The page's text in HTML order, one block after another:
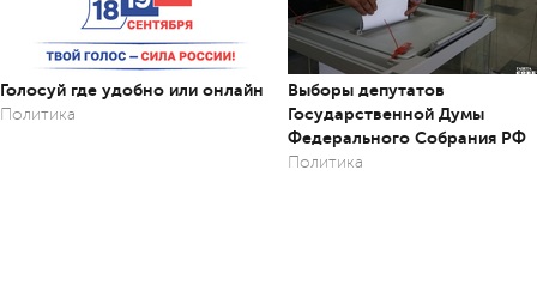
Голосуй где удобно или онлайн
Политика
Выборы депутатов
Государственной Думы
Федерального Собрания РФ
Политика